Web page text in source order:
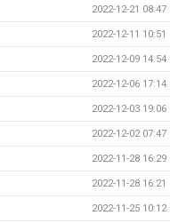
2022-12-21 08:47
2022-12-11 10:51
2022-12-09 14:54
2022-12-06 17:14
2022-12-03 19:06
2022-12-02 07:47
2022-11-28 16:29
2022-11-28 16:21
2022-11-25 10:12